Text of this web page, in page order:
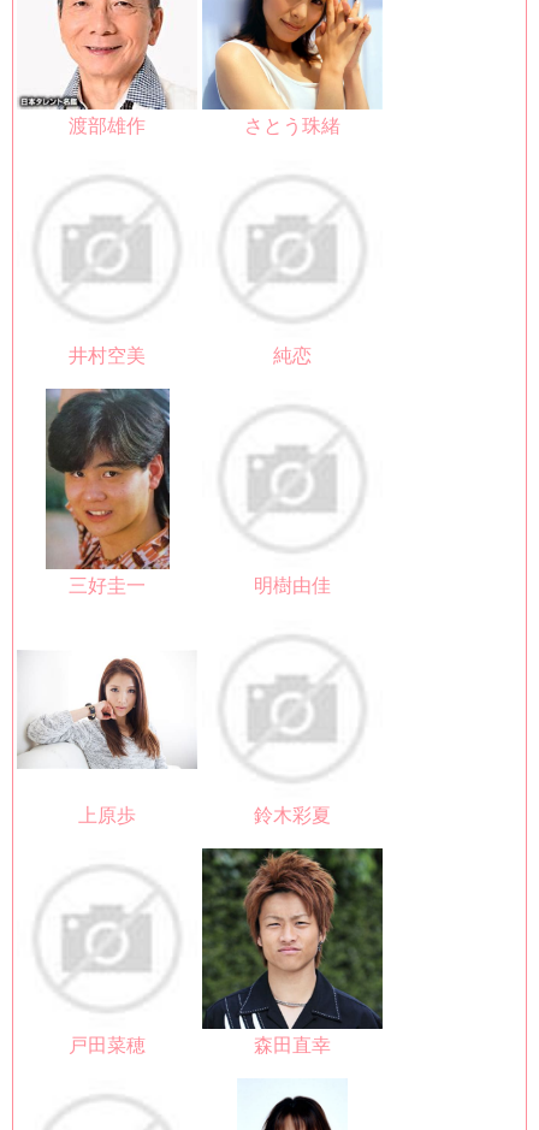
渡部雄作 さとう珠緒
井村空美 純恋
三好圭一 明樹由佳
上原歩 鈴木彩夏
戸田菜穂 森田直幸